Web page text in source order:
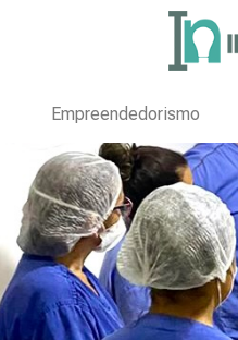
Empreendedorismo